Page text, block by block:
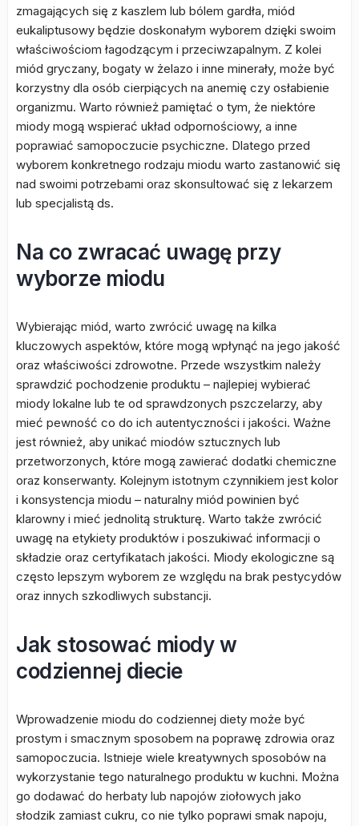
zmagających się z kaszlem lub bólem gardła, miód
eukaliptusowy będzie doskonałym wyborem dzięki swoim
właściwościom łagodzącym i przeciwzapalnym. Z kolei
miód gryczany, bogaty w żelazo i inne minerały, może być
korzystny dla osób cierpiących na anemię czy osłabienie
organizmu. Warto również pamiętać o tym, że niektóre
miody mogą wspierać układ odpornościowy, a inne
poprawiać samopoczucie psychiczne. Dlatego przed
wyborem konkretnego rodzaju miodu warto zastanowić się
nad swoimi potrzebami oraz skonsultować się z lekarzem
lub specjalistą ds.
Na co zwracać uwagę przy
wyborze miodu
Wybierając miód, warto zwrócić uwagę na kilka
kluczowych aspektów, które mogą wpłynąć na jego jakość
oraz właściwości zdrowotne. Przede wszystkim należy
sprawdzić pochodzenie produktu – najlepiej wybierać
miody lokalne lub te od sprawdzonych pszczelarzy, aby
mieć pewność co do ich autentyczności i jakości. Ważne
jest również, aby unikać miodów sztucznych lub
przetworzonych, które mogą zawierać dodatki chemiczne
oraz konserwanty. Kolejnym istotnym czynnikiem jest kolor
i konsystencja miodu – naturalny miód powinien być
klarowny i mieć jednolitą strukturę. Warto także zwrócić
uwagę na etykiety produktów i poszukiwać informacji o
składzie oraz certyfikatach jakości. Miody ekologiczne są
często lepszym wyborem ze względu na brak pestycydów
oraz innych szkodliwych substancji.
Jak stosować miody w
codziennej diecie
Wprowadzenie miodu do codziennej diety może być
prostym i smacznym sposobem na poprawę zdrowia oraz
samopoczucia. Istnieje wiele kreatywnych sposobów na
wykorzystanie tego naturalnego produktu w kuchni. Można
go dodawać do herbaty lub napojów ziołowych jako
słodzik zamiast cukru, co nie tylko poprawi smak napoju,